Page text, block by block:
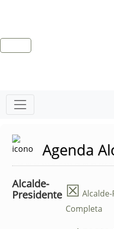
Agenda
Alcalde-
Presidente ☒
Completa